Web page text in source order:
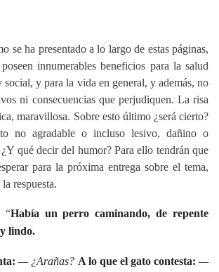
se ha presentado a lo largo de estas páginas,
innumerables beneficios para la salud
y para la vida en general, y además, no
ni consecuencias que perjudiquen. La risa
maravillosa. Sobre esto último ¿será cierto?
no agradable o incluso lesivo, dañino o
qué decir del humor? Para ello tendrán que
para la próxima entrega sobre el tema,
respuesta.
“Había un perro caminando, de repente
lindo.
— ¿Arañas? A lo que el gato contesta: —